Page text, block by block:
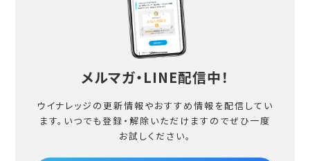
メルマガ・LINE配信中！
ウイナレッジの更新情報やおすすめ情報を配信してい
ます。 いつでも登録・解除いただけますのでぜひ一度
お試しください。